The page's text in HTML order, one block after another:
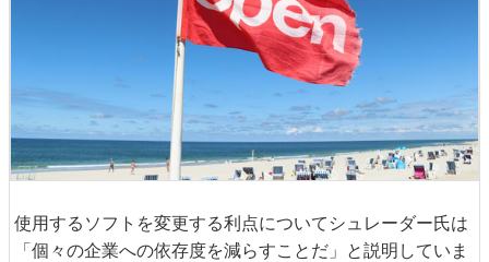
使用するソフトを変更する利点についてシュレーダー氏は
「個々の企業への依存度を減らすことだ」と説明していま